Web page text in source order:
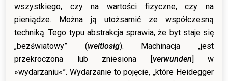
wszystkiego, czy na wartości fizyczne, czy na
pieniądze. Można ją utożsamić ze współczesną
techniką. Tego typu abstrakcja sprawia, że byt staje się
„bezświatowy” (weltlosig). Machinacja „jest
przekroczona lub zniesiona [verwunden] w
»wydarzaniu«”. Wydarzanie to pojęcie, „które Heidegger